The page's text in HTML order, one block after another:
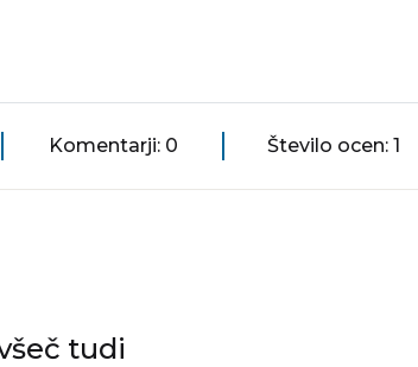
Komentarji: 0 Število ocen: 1
tudi